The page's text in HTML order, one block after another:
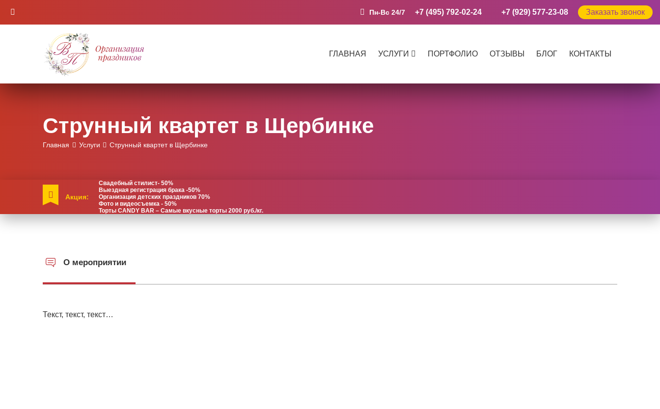
Пн-Вс 24/7 +7 (495) 792-02-24 +7 (929) 577-23-08 Заказать звонок
ГЛАВНАЯ УСЛУГИ ПОРТФОЛИО ОТЗЫВЫ БЛОГ КОНТАКТЫ
Струнный квартет в Щербинке
Главная Услуги Струнный квартет в Щербинке
Акция:
Свадебный стилист- 50%
Выездная регистрация брака -50%
Организация детских праздников 70%
Фото и видеосъемка - 50%
Торты CANDY BAR – Самые вкусные торты 2000 руб./кг.
О мероприятии
Текст, текст, текст…